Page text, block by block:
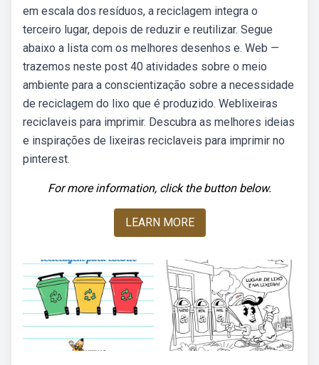
em escala dos resíduos, a reciclagem integra o
terceiro lugar, depois de reduzir e reutilizar. Segue
abaixo a lista com os melhores desenhos e. Web —
trazemos neste post 40 atividades sobre o meio
ambiente para a conscientização sobre a necessidade
de reciclagem do lixo que é produzido. Weblixeiras
reciclaveis para imprimir. Descubra as melhores ideias
e inspirações de lixeiras reciclaveis para imprimir no
pinterest.
For more information, click the button below.
LEARN MORE